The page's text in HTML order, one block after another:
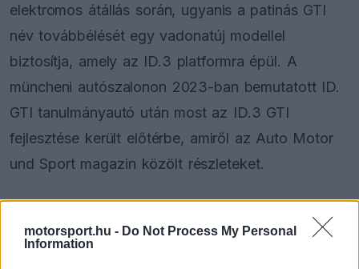
motorsport.hu - Do Not Process My Personal
Information
elektromos átállás során, ugyanis a patinás GTI
név továbbélését egy vadonatúj modellel
biztosítja, amely az ID.3 platformra épül. A
müncheni autószalonon 2023-ban bemutatott ID.
GTI tanulmányautó után most az ID.3 GTI
fejlesztése került előtérbe, amiről az Auto Motor
und Sport magazin közölt részleteket.
Performance változat fölé pozicionálják majd a